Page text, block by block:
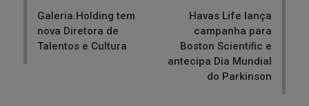
Galeria.Holding tem
nova Diretora de
Talentos e Cultura
Havas Life lança
campanha para
Boston Scientific e
antecipa Dia Mundial
do Parkinson